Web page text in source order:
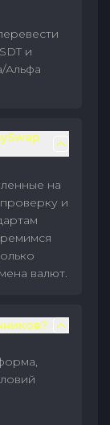
и
Альфа
на
и
валют.